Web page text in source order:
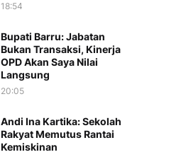
18:54
Bupati Barru: Jabatan
Bukan Transaksi, Kinerja
OPD Akan Saya Nilai
Langsung
20:05
Andi Ina Kartika: Sekolah
Rakyat Memutus Rantai
Kemiskinan